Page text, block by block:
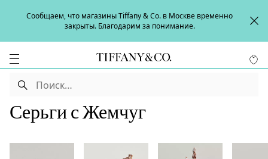
Сообщаем, что магазины Tiffany & Co. в Москве временно
закрыты. Благодарим за понимание.
Серьги с Жемчуг